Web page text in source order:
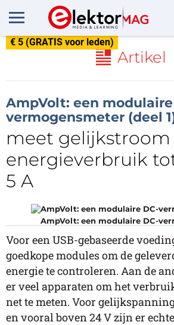
€ 5 (GRATIS voor leden)
Artikel
AmpVolt: een modulaire
vermogensmeter (deel
meet gelijkstroom
energieverbruik
5 A
AmpVolt: een modulaire DC-
Voor een USB-gebaseerde
goedkope modules om de
energie te controleren. Aan de
er veel apparaten om het
net te meten. Voor
en vooral boven 24 V zijn er